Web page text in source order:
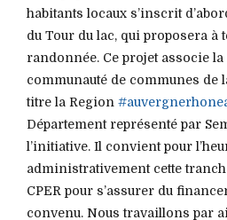
habitants locaux s’inscrit
du Tour du lac, qui proposera à
randonnée. Ce projet associe la
communauté de communes de
titre la Region
Département représenté par
l’initiative. Il convient pour
administrativement cette
CPER pour s’assurer du
convenu. Nous travaillons par